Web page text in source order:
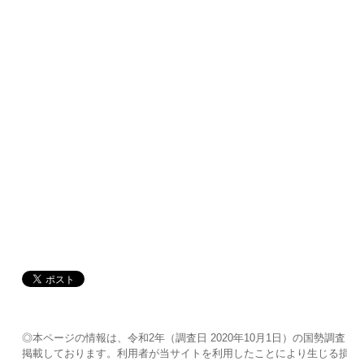
◎本ページの情報は、令和2年（調査日 2020年10月1日）の国勢調
掲載しております。利用者が当サイトを利用したことにより生じ